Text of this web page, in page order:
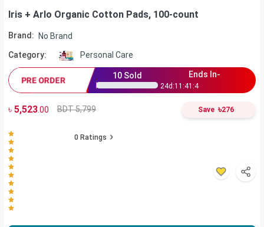
Iris + Arlo Organic Cotton Pads, 100-count
Brand: No Brand
Category: Personal Care
PRE ORDER 10Sold Ends In-
24d:11 :41 :4
৳ 5,523.00 BDT 5,799 Save ৳276
0 Ratings